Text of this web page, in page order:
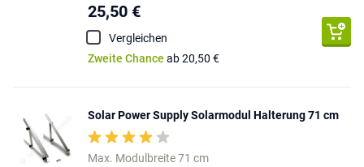
25,50 €
Vergleichen
Zweite Chance ab 20,50 €
Solar Power Supply Solarmodul Halterung 71 cm
Max. Modulbreite 71 cm